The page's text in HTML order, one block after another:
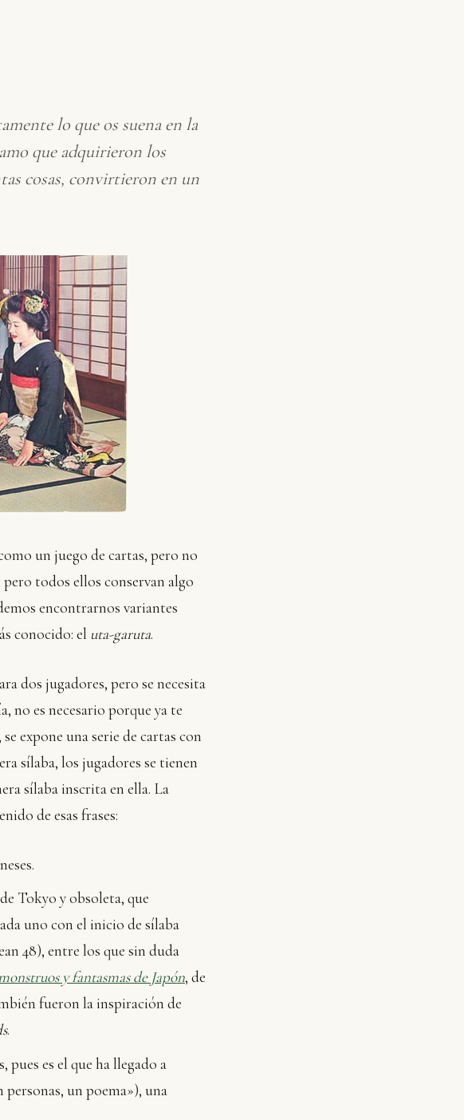
lo que os suena en la
que adquirieron los
cosas, convirtieron en un
un juego de cartas, pero no
todos ellos conservan algo
encontrarnos variantes
conocido: el uta-garuta.
dos jugadores, pero se necesita
no es necesario porque ya te
expone una serie de cartas con
sílaba, los jugadores se tienen
sílaba inscrita en ella. La
de esas frases:
Tokyo y obsoleta, que
uno con el inicio de sílaba
48), entre los que sin duda
y fantasmas de Japón, de
fueron la inspiración de
.
es el que ha llegado a
personas, un poema»), una